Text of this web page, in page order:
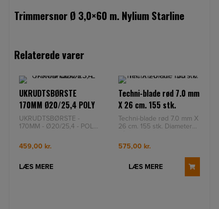
Trimmersnor Ø 3,0×60 m. Nylium Starline
Relaterede varer
UKRUDTSBØRSTE
170MM Ø20/25,4 POLY
UKRUDTSBØRSTE -
170MM - Ø20/25,4 - POLY
med buskryddere fra 35cc
og op
459,00 kr.
LÆS MERE
Techni-blade rød 7.0 mm
X 26 cm. 155 stk.
Techni-blade rød 7.0 mm X
26 cm. 155 stk. Diameter
Længde 0
575,00 kr.
LÆS MERE